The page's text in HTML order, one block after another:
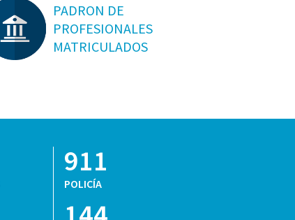
PADRON DE
PROFESIONALES
MATRICULADOS
911
POLICÍA